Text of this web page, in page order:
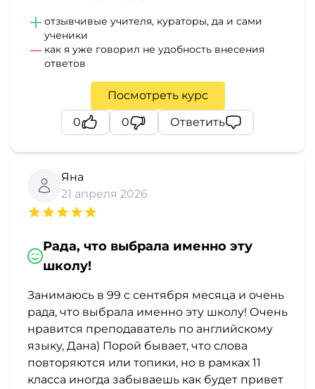
отзывчивые учителя, кураторы, да и сами
ученики
как я уже говорил не удобность внесения
ответов
Посмотреть курс
0
0 Ответить
Яна
21 апреля 2026
Рада, что выбрала именно эту
школу!
Занимаюсь в 99 с сентября месяца и очень
рада, что выбрала именно эту школу! Очень
нравится преподаватель по английскому
языку, Дана) Порой бывает, что слова
повторяются или топики, но в рамках 11
класса иногда забываешь как будет привет